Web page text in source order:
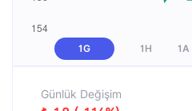
1G 1H 1A
Günlük Değişim